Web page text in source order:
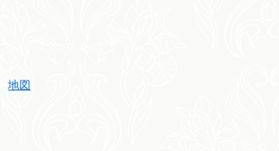
地図